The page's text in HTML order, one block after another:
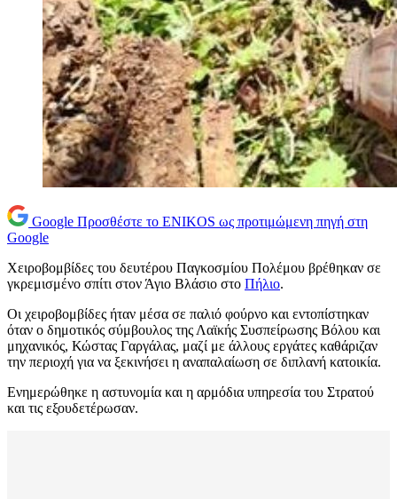
Google Προσθέστε το ENIKOS ως προτιμώμενη πηγή στη
Google
Χειροβομβίδες του δευτέρου Παγκοσμίου Πολέμου βρέθηκαν σε
γκρεμισμένο σπίτι στον Άγιο Βλάσιο στο Πήλιο.
Οι χειροβομβίδες ήταν μέσα σε παλιό φούρνο και εντοπίστηκαν
όταν ο δημοτικός σύμβουλος της Λαϊκής Συσπείρωσης Βόλου και
μηχανικός, Κώστας Γαργάλας, μαζί με άλλους εργάτες καθάριζαν
την περιοχή για να ξεκινήσει η αναπαλαίωση σε διπλανή κατοικία.
Ενημερώθηκε η αστυνομία και η αρμόδια υπηρεσία του Στρατού
και τις εξουδετέρωσαν.